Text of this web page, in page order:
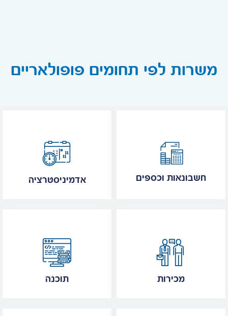
משרות לפי תחומים פופולאריים
אדמיניסטרציה חשבונאות וכספים
תוכנה מכירות